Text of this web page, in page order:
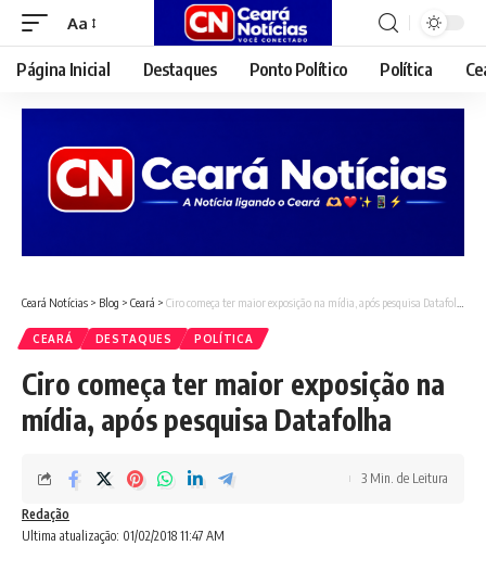
Font
Resizer
Aa
Página Inicial Destaques Ponto Político Política
Ceará Notícias > Blog > Ceará > Ciro começa ter maior exposição na mídia, após pesquisa Datafolha
CEARÁ DESTAQUES POLÍTICA
Ciro começa ter maior exposição na
mídia, após pesquisa Datafolha
Ultima atualização: 01/02/2018 11:47 AM
Redação
3 Min. de Leitura